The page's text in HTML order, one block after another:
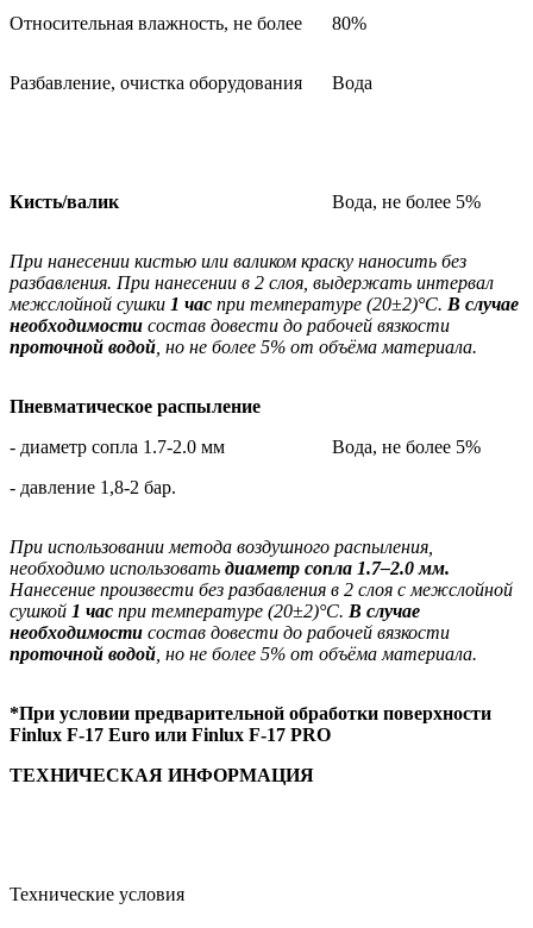
Относительная влажность, не более 80%
Разбавление, очистка оборудования Вода
Кисть/валик Вода, не более 5%
При нанесении кистью или валиком краску наносить без
разбавления. При нанесении в 2 слоя, выдержать интервал
межслойной сушки 1 час при температуре (20±2)°С. В случае
необходимости состав довести до рабочей вязкости
проточной водой , но не более 5% от объёма материала.
Пневматическое распыление
- диаметр сопла 1.7-2.0 мм
- давление 1,8-2 бар.
Вода, не более 5%
При использовании метода воздушного распыления,
необходимо использовать диаметр сопла 1.7–2.0 мм.
Нанесение произвести без разбавления в 2 слоя с межслойной
сушкой 1 час при температуре (20±2)°С. В случае
необходимости состав довести до рабочей вязкости
проточной водой , но не более 5% от объёма материала.
*При условии предварительной обработки поверхности
Finlux F-17 Euro или Finlux F-17 PRO
ТЕХНИЧЕСКАЯ ИНФОРМАЦИЯ
Технические условия